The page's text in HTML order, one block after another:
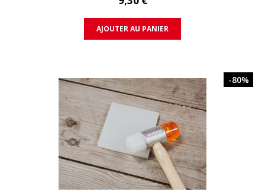
AJOUTER AU PANIER
-80%